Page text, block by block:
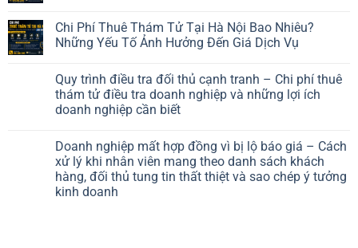
Chi Phí Thuê Thám Tử Tại Hà Nội Bao Nhiêu?
Những Yếu Tố Ảnh Hưởng Đến Giá Dịch Vụ
Quy trình điều tra đối thủ cạnh tranh – Chi phí thuê
thám tử điều tra doanh nghiệp và những lợi ích
doanh nghiệp cần biết
Doanh nghiệp mất hợp đồng vì bị lộ báo giá – Cách
xử lý khi nhân viên mang theo danh sách khách
hàng, đối thủ tung tin thất thiệt và sao chép ý tưởng
kinh doanh